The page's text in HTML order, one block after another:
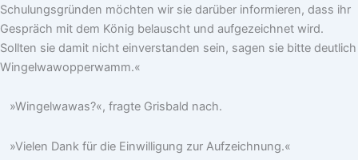
Schulungsgründen möchten wir sie darüber informieren, dass ihr
Gespräch mit dem König belauscht und aufgezeichnet wird.
Sollten sie damit nicht einverstanden sein, sagen sie bitte deutlich
Wingelwawopperwamm.«
»Wingelwawas?«, fragte Grisbald nach.
»Vielen Dank für die Einwilligung zur Aufzeichnung.«